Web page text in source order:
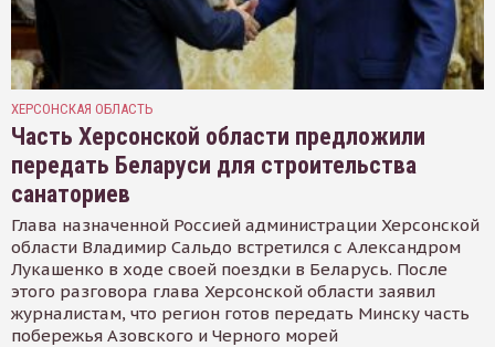
ХЕРСОНСКАЯ ОБЛАСТЬ
Часть Херсонской области предложили
передать Беларуси для строительства
санаториев
Глава назначенной Россией администрации Херсонской
области Владимир Сальдо встретился с Александром
Лукашенко в ходе своей поездки в Беларусь. После
этого разговора глава Херсонской области заявил
журналистам, что регион готов передать Минску часть
побережья Азовского и Черного морей